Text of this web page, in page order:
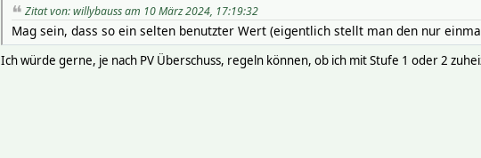
Zitat von: willybauss am 10 März 2024, 17:19:32
Mag sein, dass so ein selten benutzter Wert (eigentlich stellt man den nur
Ich würde gerne, je nach PV Überschuss, regeln können, ob ich mit Stufe 1 oder 2